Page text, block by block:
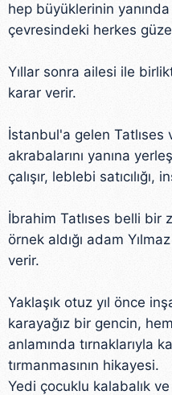
hep büyüklerinin
çevresindeki herkes
Yıllar sonra ailesi ile
karar verir.
İstanbul'a gelen
akrabalarını yanına
çalışır, leblebi
İbrahim Tatlıses belli bir
örnek aldığı adam
verir.
Yaklaşık otuz yıl önce
karayağız bir gencin,
anlamında tırnaklarıyla
tırmanmasının hikayesi.
Yedi çocuklu kalabalık